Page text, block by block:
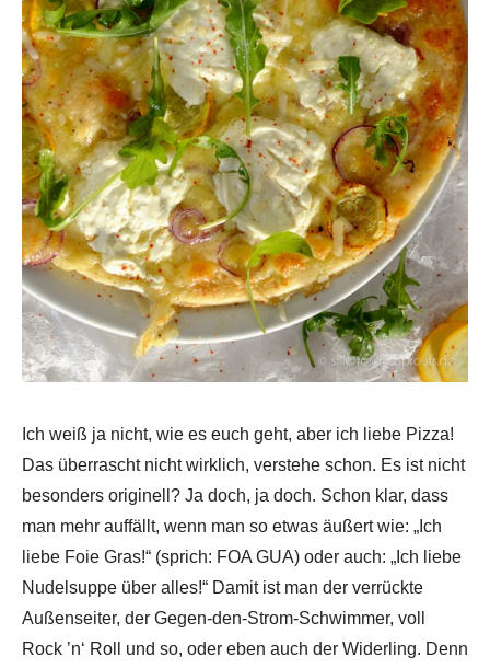
Ich weiß ja nicht, wie es euch geht, aber ich liebe Pizza!
Das überrascht nicht wirklich, verstehe schon. Es ist nicht
besonders originell? Ja doch, ja doch. Schon klar, dass
man mehr auffällt, wenn man so etwas äußert wie: „Ich
liebe Foie Gras!“ (sprich: FOA GUA) oder auch: „Ich liebe
Nudelsuppe über alles!“ Damit ist man der verrückte
Außenseiter, der Gegen-den-Strom-Schwimmer, voll
Rock ’n‘ Roll und so, oder eben auch der Widerling. Denn